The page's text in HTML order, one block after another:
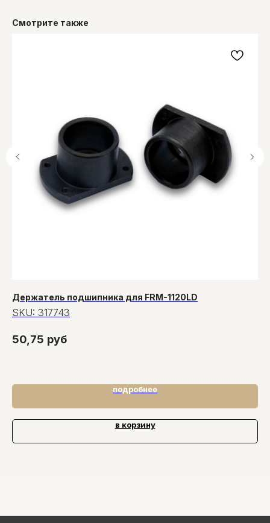
Смотрите также
Держатель подшипника для FRM-1120LD
SKU: 317743
50,75 руб
подробнее
в корзину